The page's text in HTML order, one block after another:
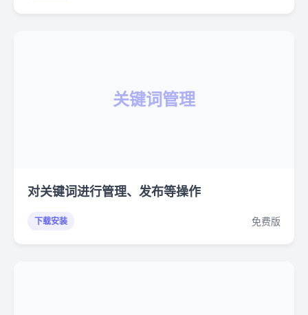
关键词管理
对关键词进行管理、发布等操作
下载安装 免费版